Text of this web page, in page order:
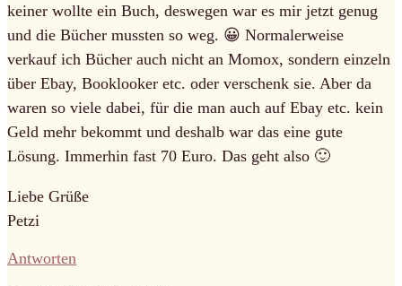
keiner wollte ein Buch, deswegen war es mir jetzt genug
und die Bücher mussten so weg. 😀 Normalerweise
verkauf ich Bücher auch nicht an Momox, sondern einzeln
über Ebay, Booklooker etc. oder verschenk sie. Aber da
waren so viele dabei, für die man auch auf Ebay etc. kein
Geld mehr bekommt und deshalb war das eine gute
Lösung. Immerhin fast 70 Euro. Das geht also 🙂
Liebe Grüße
Petzi
Antworten